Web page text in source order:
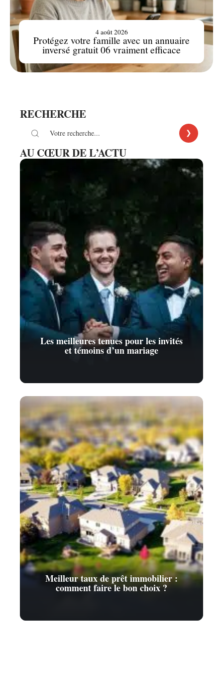
Protégez votre famille avec un annuaire
inversé gratuit 06 vraiment efficace
4 août 2026
RECHERCHE
AU CŒUR DE L’ACTU
Les meilleures tenues pour les invités
et témoins d’un mariage
Meilleur taux de prêt immobilier :
comment faire le bon choix ?